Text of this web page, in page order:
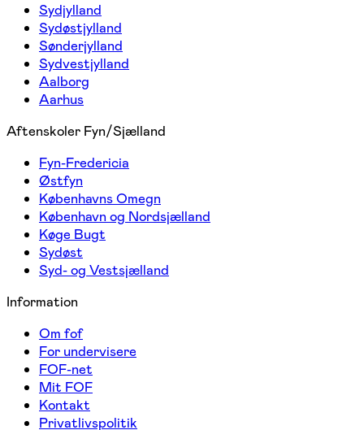
Sydjylland
Sydøstjylland
Sønderjylland
Sydvestjylland
Aalborg
Aarhus
Aftenskoler Fyn/Sjælland
Fyn-Fredericia
Østfyn
Københavns Omegn
København og Nordsjælland
Køge Bugt
Sydøst
Syd- og Vestsjælland
Information
Om fof
For undervisere
FOF-net
Mit FOF
Kontakt
Privatlivspolitik